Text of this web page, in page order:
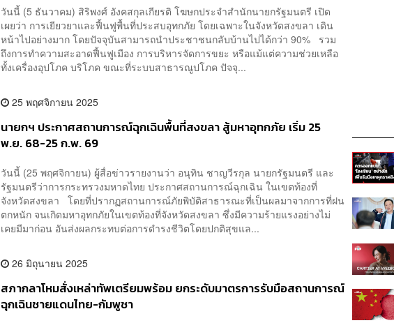
วันนี้ (5 ธันวาคม) สิริพงศ์ อังคสกุลเกียรติ โฆษกประจำสำนักนายกรัฐมนตรี เปิด
เผยว่า การเยียวยาและฟื้นฟูพื้นที่ประสบอุทกภัย โดยเฉพาะในจังหวัดสงขลา เดิน
หน้าไปอย่างมาก โดยปัจจุบันสามารถนำประชาชนกลับบ้านไปได้กว่า 90% รวม
ถึงการทำความสะอาดฟื้นฟูเมือง การบริหารจัดการขยะ หรือแม้แต่ความช่วยเหลือ
ทั้งเครื่องอุปโภค บริโภค ขณะที่ระบบสาธารณูปโภค ปัจจุ...
25 พฤศจิกายน 2025
นายกฯ ประกาศสถานการณ์ฉุกเฉินพื้นที่สงขลา สู้มหาอุทกภัย เริ่ม 25
พ.ย. 68-25 ก.พ. 69
วันนี้ (25 พฤศจิกายน) ผู้สื่อข่าวรายงานว่า อนุทิน ชาญวีรกุล นายกรัฐมนตรี และ
รัฐมนตรีว่าการกระทรวงมหาดไทย ประกาศสถานการณ์ฉุกเฉิน ในเขตท้องที่
จังหวัดสงขลา โดยที่ปรากฏสถานการณ์ภัยพิบัติสาธารณะที่เป็นผลมาจากการที่ฝน
ตกหนัก จนเกิดมหาอุทกภัยในเขตท้องที่จังหวัดสงขลา ซึ่งมีความร้ายแรงอย่างไม่
เคยมีมาก่อน อันส่งผลกระทบต่อการดำรงชีวิตโดยปกติสุขแล...
26 มิถุนายน 2025
สภากลาโหมสั่งเหล่าทัพเตรียมพร้อม ยกระดับมาตรการรับมือสถานการณ์
ฉุกเฉินชายแดนไทย-กัมพูชา